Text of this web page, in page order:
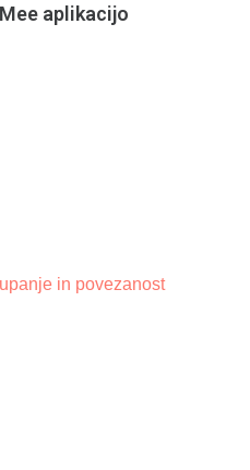
aplikacijo